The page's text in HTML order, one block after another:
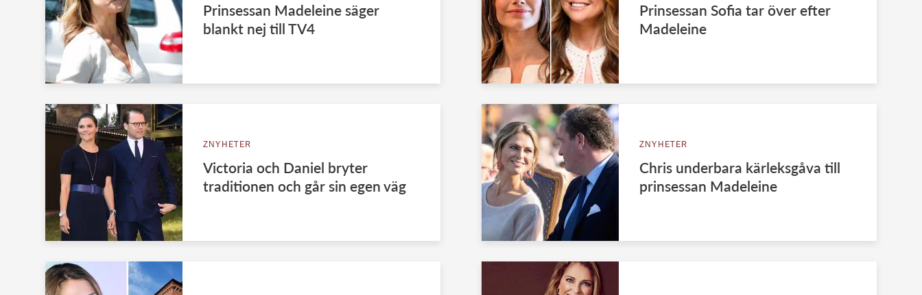
Prinsessan Madeleine säger
blankt nej till TV4
Prinsessan Sofia tar över efter
Madeleine
ZNYHETER
Victoria och Daniel bryter
traditionen och går sin egen väg
ZNYHETER
Chris underbara kärleksgåva till
prinsessan Madeleine